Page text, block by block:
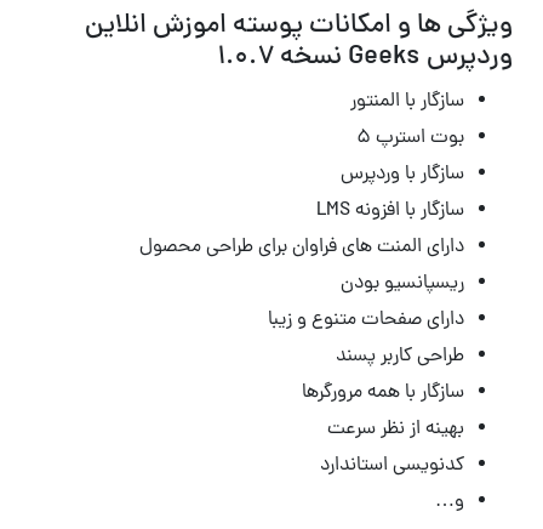
ویژگی ها و امکانات پوسته اموزش انلاین
وردپرس Geeks نسخه 1.0.7
سازگار با المنتور
بوت استرپ ۵
سازگار با وردپرس
سازگار با افزونه LMS
دارای المنت های فراوان برای طراحی محصول
ریسپانسیو بودن
دارای صفحات متنوع و زیبا
طراحی کاربر پسند
سازگار با همه مرورگرها
بهینه از نظر سرعت
کدنویسی استاندارد
و…